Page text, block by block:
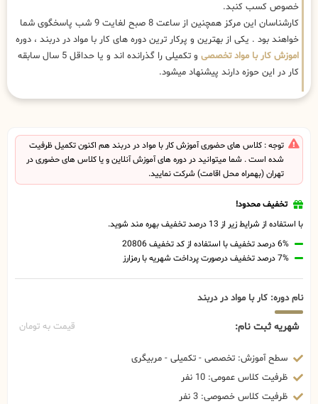
خصوص کسب کنبد.
کارشناسان این مرکز همچنین از ساعت 8 صبح لغایت 9 شب پاسخگوی شما
خواهند بود . یکی از بهترین و پرکار ترین دوره های کار با مواد در دربند ، دوره
اموزش کار با مواد تخصصی
و تکمیلی را گذرانده اند و یا حداقل 5 سال سابقه
کار در این حوزه دارند پیشنهاد میشود.
توجه : کلاس های حضوری آموزش کار با مواد در دربند هم اکنون تکمیل ظرفیت
شده است . شما میتوانید در دوره های آموزش آنلاین و یا کلاس های حضوری در
تهران (بهمراه محل اقامت) شرکت نمایید.
تخفیف محدود!
با استفاده از شرایط زیر از 13 درصد تخفیف بهره مند شوید.
6% درصد تخفیف با استفاده از کد تخفیف 20806
7% درصد تخفیف درصورت پرداخت شهریه با رمزارز
نام دوره: کار با مواد در دربند
شهریه ثبت نام: قیمت به تومان
سطح آموزش: تخصصی - تکمیلی - مربیگری
ظرفیت کلاس عمومی: 10 نفر
ظرفیت کلاس خصوصی: 3 نفر